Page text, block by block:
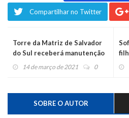
Compartilhar no Twitter
Torre da Matriz de Salvador
do Sul receberá manutenção
14 de março de 2021 0
SOBRE O AUTOR